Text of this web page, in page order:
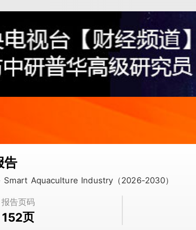
告
Aquaculture Industry（2026-2030）
报告页码
152页